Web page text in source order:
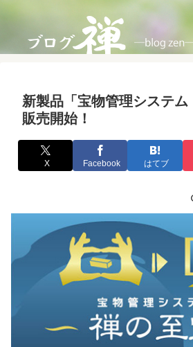
新製品「宝物管理システ
販売開始！
X Facebook はてブ